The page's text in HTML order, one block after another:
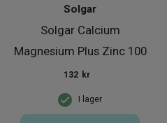
Solgar Calcium
Magnesium Plus Zinc 100
tabletter
Solgar
I lager
132 kr